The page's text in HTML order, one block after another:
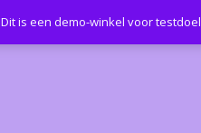
Dit is een demo-winkel voor